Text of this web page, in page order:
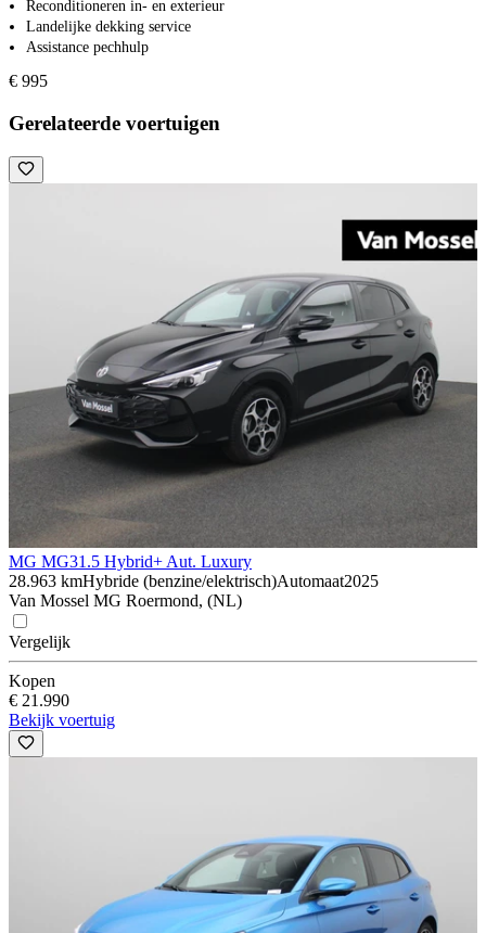
Reconditioneren in- en exterieur
Landelijke dekking service
Assistance pechhulp
€ 995
Gerelateerde voertuigen
MG MG31.5 Hybrid+ Aut. Luxury
28.963 kmHybride (benzine/elektrisch)Automaat2025
Van Mossel MG Roermond, (NL)
Vergelijk
Kopen
€ 21.990
Bekijk voertuig